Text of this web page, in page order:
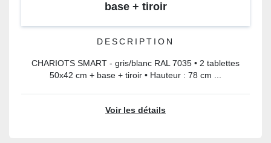
base + tiroir
DESCRIPTION
CHARIOTS SMART - gris/blanc RAL 7035 • 2 tablettes
50x42 cm + base + tiroir • Hauteur : 78 cm ...
Voir les détails